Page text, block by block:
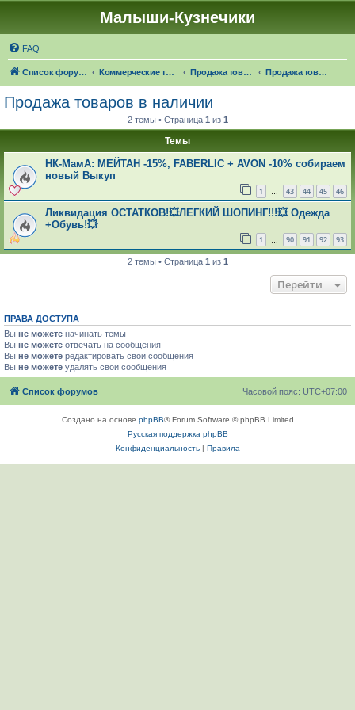
Малыши-Кузнечики
FAQ
Список форумов Коммерческие темы Продажа товаров "в наличии", оказание услуг Продажа товаров в наличии
Продажа товаров в наличии
2 темы • Страница 1 из 1
Темы
НК-МамА: МЕЙТАН -15%, FABERLIC + AVON -10% собираем
новый Выкуп
1 … 43 44 45 46
Ликвидация ОСТАТКОВ!💥ЛЕГКИЙ ШОПИНГ!!!💥 Одежда
+Обувь!💥
1 90 91 92 93
2 темы • Страница 1 из 1
Перейти
ПРАВА ДОСТУПА
Вы не можете начинать темы
Вы не можете отвечать на сообщения
Вы не можете редактировать свои сообщения
Вы не можете удалять свои сообщения
Список форумов Часовой пояс: UTC+07:00
Создано на основе phpBB® Forum Software © phpBB Limited
Русская поддержка phpBB
Конфиденциальность| Правила